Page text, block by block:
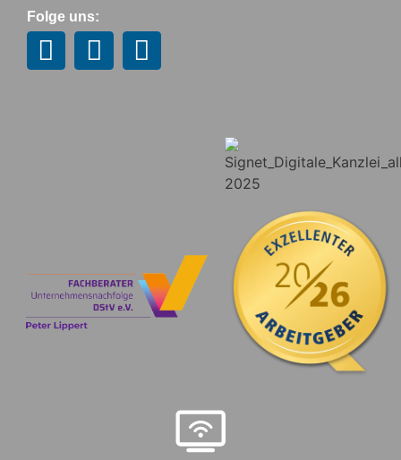
Folge uns: